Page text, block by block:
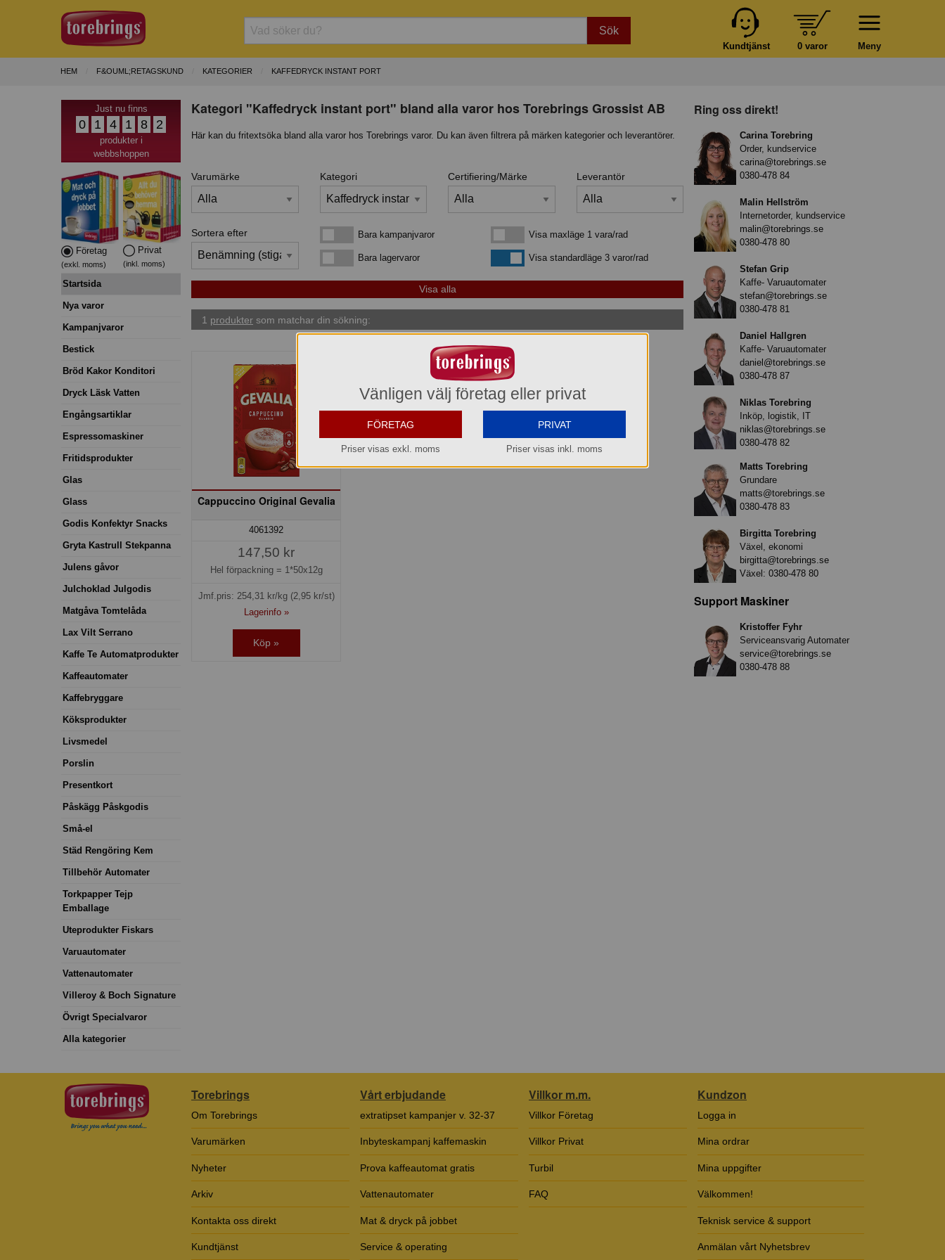
Sök
Meny
0 varor
Kundtjänst
HEM F&OUML;RETAGSKUND KATEGORIER KAFFEDRYCK INSTANT PORT
Just nu finns
0 1 4 1 8 2
produkter i
webbshoppen
Företag
(exkl. moms)
Privat
(inkl. moms)
Startsida
Nya varor
Kampanjvaror
Bestick
Bröd Kakor Konditori
Dryck Läsk Vatten
Engångsartiklar
Espressomaskiner
Fritidsprodukter
Glas
Glass
Godis Konfektyr Snacks
Gryta Kastrull Stekpanna
Julens gåvor
Julchoklad Julgodis
Matgåva Tomtelåda
Lax Vilt Serrano
Kaffe Te Automatprodukter
Kaffeautomater
Kaffebryggare
Köksprodukter
Livsmedel
Porslin
Presentkort
Påskägg Påskgodis
Små-el
Städ Rengöring Kem
Tillbehör Automater
Torkpapper Tejp
Emballage
Uteprodukter Fiskars
Varuautomater
Vattenautomater
Villeroy & Boch Signature
Övrigt Specialvaror
Alla kategorier
Kategori "Kaffedryck instant port" bland alla varor hos Torebrings Grossist AB
Här kan du fritextsöka bland alla varor hos Torebrings varor. Du kan även filtrera på märken kategorier och leverantörer.
Varumärke Kategori Certifiering/Märke Leverantör
Sortera efter Bara kampanjvarorBara kampanjvaror
Bara lagervarorBara lagervaror
Visa maxläge 1 vara/rad
Visa maxläge 1 vara/rad
Visa standardlägeVisa standardläge 3 varor/rad
1 produkter som matchar din sökning:
Cappuccino Original Gevalia
4061392
147,50 kr
Hel förpackning = 1*50x12g
Jmf.pris: 254,31 kr/kg (2,95 kr/st)
Lagerinfo »
Köp »
Ring oss direkt!
Carina Torebring
Order, kundservice
carina@torebrings.se
0380-478 84
Malin Hellström
Internetorder, kundservice
malin@torebrings.se
0380-478 80
Stefan Grip
Kaffe- Varuautomater
stefan@torebrings.se
0380-478 81
Daniel Hallgren
Kaffe- Varuautomater
daniel@torebrings.se
0380-478 87
Niklas Torebring
Inköp, logistik, IT
niklas@torebrings.se
0380-478 82
Matts Torebring
Grundare
matts@torebrings.se
0380-478 83
Birgitta Torebring
Växel, ekonomi
birgitta@torebrings.se
Växel: 0380-478 80
Support Maskiner
Kristoffer Fyhr
Serviceansvarig Automater
service@torebrings.se
0380-478 88
Torebrings
Om Torebrings
Varumärken
Nyheter
Arkiv
Kontakta oss direkt
Kundtjänst
Vårt erbjudande
extratipset kampanjer v. 32-37
Inbyteskampanj kaffemaskin
Prova kaffeautomat gratis
Vattenautomater
Mat & dryck på jobbet
Service & operating
Villkor m.m.
Villkor Företag
Villkor Privat
Turbil
FAQ
Kundzon
Logga in
Mina ordrar
Mina uppgifter
Välkommen!
Teknisk service & support
Anmälan vårt Nyhetsbrev
Vänligen välj företag eller privat
FÖRETAG
Priser visas exkl. moms
PRIVAT
Priser visas inkl. moms